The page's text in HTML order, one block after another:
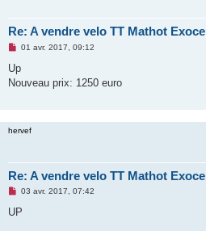
Re: A vendre velo TT Mathot Exoce
M
s
a
o
n
01 avr. 2017, 09:12
Up
Nouveau prix: 1250 euro
hervef
Re: A vendre velo TT Mathot Exoce
M
s
03 avr. 2017, 07:42
UP